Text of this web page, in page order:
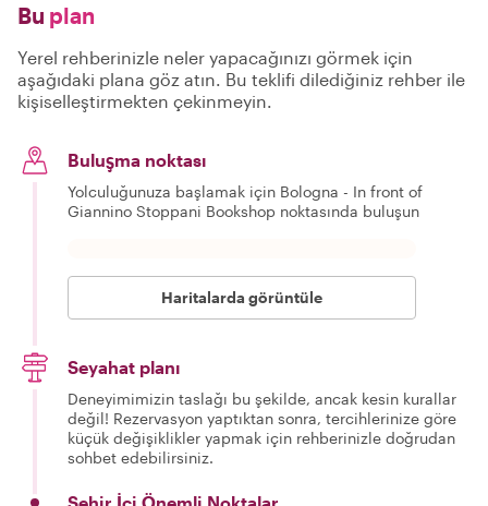
Bu plan
Yerel rehberinizle neler yapacağınızı görmek için
aşağıdaki plana göz atın. Bu teklifi dilediğiniz rehber ile
kişiselleştirmekten çekinmeyin.
Buluşma noktası
Yolculuğunuza başlamak için Bologna - In front of
Giannino Stoppani Bookshop noktasında buluşun
Haritalarda görüntüle
Seyahat planı
Deneyimimizin taslağı bu şekilde, ancak kesin kurallar
değil! Rezervasyon yaptıktan sonra, tercihlerinize göre
küçük değişiklikler yapmak için rehberinizle doğrudan
sohbet edebilirsiniz.
Şehir İçi Önemli Noktalar